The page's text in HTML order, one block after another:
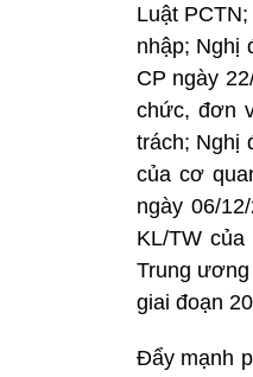
Luật
nhập; Nghị
CP ngày
chức, đơn
trách; Nghị
của cơ
ngày 06/
KL/TW
Trung
giai đoạn
Đẩy mạnh